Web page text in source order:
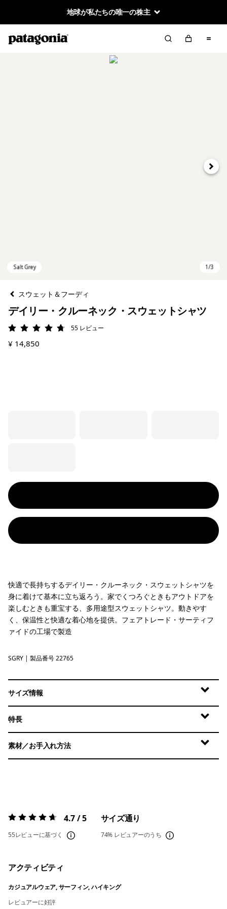
地球が私たちの唯一の株主
次へ
スウェット＆フーディ
デイリー・クルーネック・スウェットシャツ
評価: 4.7 / 5
55 レビュー
¥ 14,850
快適で長持ちするデイリー・クルーネック・スウェットシャツを
身に着けて基本に立ち返ろう。家でくつろぐときもアウトドアを
楽しむときも重宝する、多用途型スウェットシャツ。動きやす
く、保温性と快適な着心地を提供。フェアトレード・サーティフ
ァイドの工場で製造
Salt Grey
SGRY | 製品番号 22765
サイズ情報
特長
素材／お手入れ方法
評価:4.7 / 5 4.7 / 5
55レビューに基づく
サイズ通り
74% レビュアーのうち
アクティビティ
カジュアルウェア, サーフィン, ハイキング
レビュアーに好評